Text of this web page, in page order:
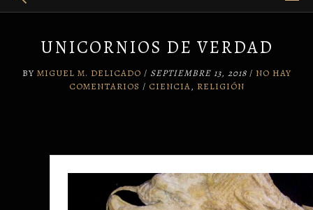
UNICORNIOS DE VERDAD
BY MIGUEL M. DELICADO / SEPTIEMBRE 13, 2018/ NO HAY
COMENTARIOS / CIENCIA, RELIGIÓN